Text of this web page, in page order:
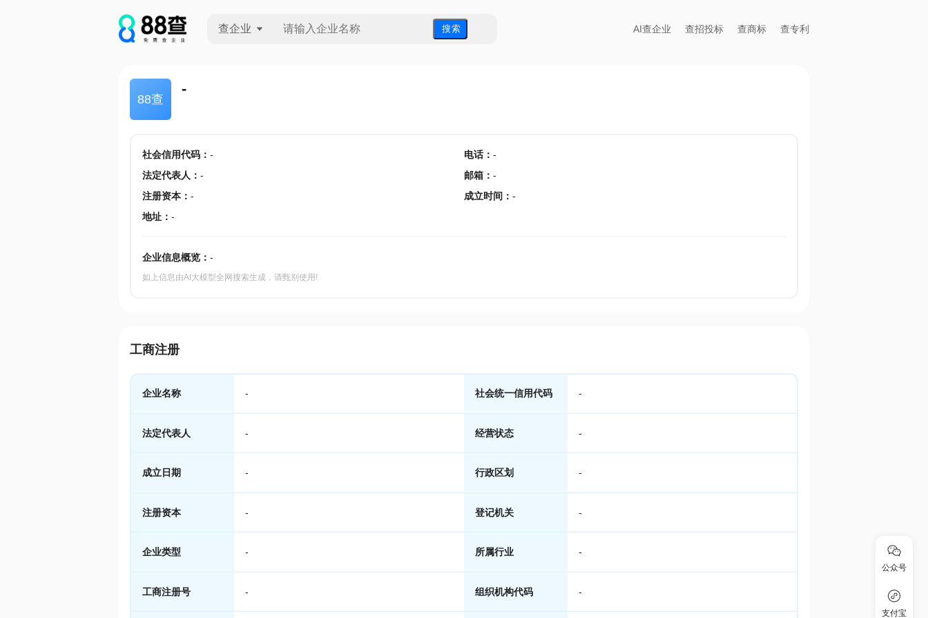
查企业 搜 索 AI查企业 查招投标 查商标 查专利
88查
-
社会信用代码： - 电话： -
法定代表人 ： - 邮箱 ： -
注册资本： - 成立时间 ： -
地址： -
企业信息概览： -
如上信息由AI大模型全网搜索生成，请甄别使用!
工商注册
企业名称 - 社会统一信用代码 -
法定代表人 - 经营状态 -
成立日期 - 行政区划 -
注册资本 - 登记机关 -
企业类型 - 所属行业 -
工商注册号 - 组织机构代码 -
公众号
支付宝